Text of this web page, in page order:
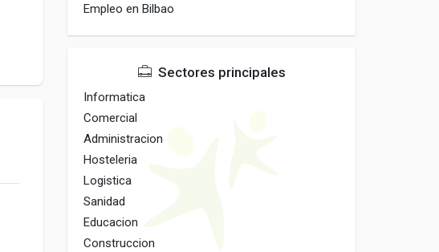
Empleo en Bilbao
Sectores principales
Informatica
Comercial
Administracion
Hosteleria
Logistica
Sanidad
Educacion
Construccion